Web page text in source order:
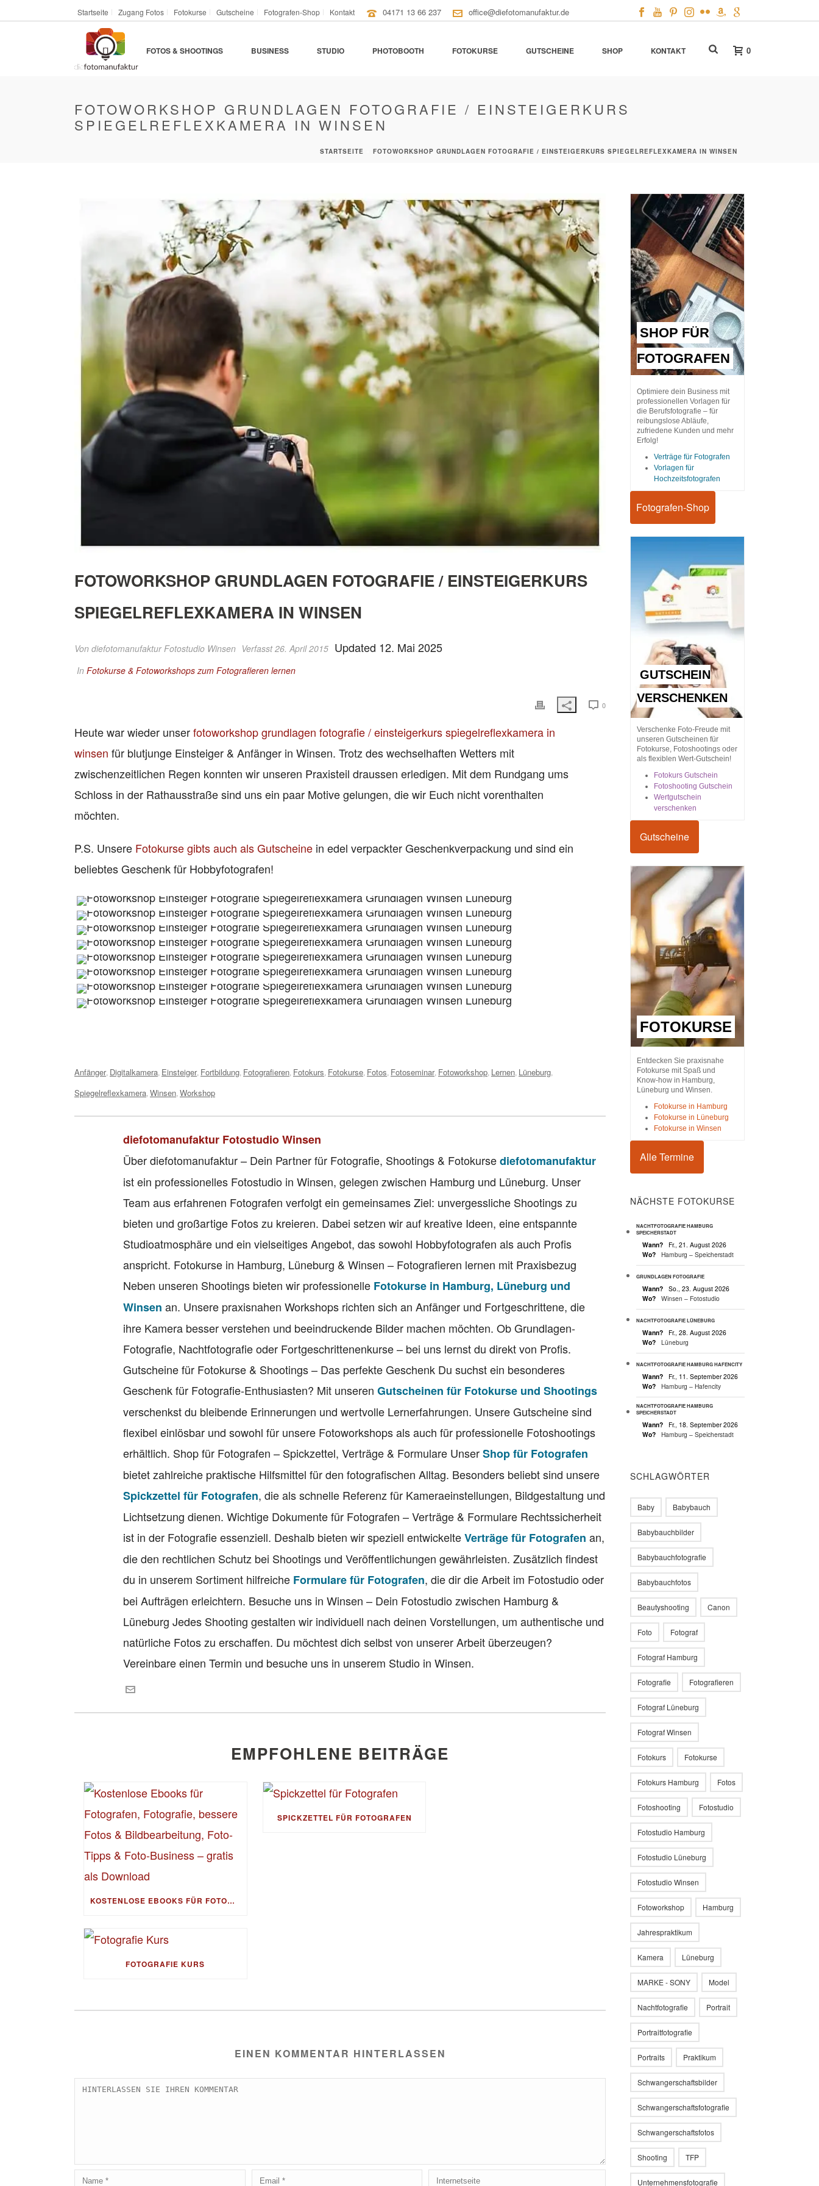
Startseite Zugang Fotos Fotokurse Gutscheine Fotografen-Shop Kontakt 04171 13 66 237 office@diefotomanufaktur.de
FOTOS & SHOOTINGS BUSINESS STUDIO PHOTOBOOTH FOTOKURSE GUTSCHEINE SHOP KONTAKT 0
FOTOWORKSHOP GRUNDLAGEN FOTOGRAFIE / EINSTEIGERKURS
SPIEGELREFLEXKAMERA IN WINSEN
STARTSEITE FOTOWORKSHOP GRUNDLAGEN FOTOGRAFIE / EINSTEIGERKURS SPIEGELREFLEXKAMERA IN WINSEN
FOTOWORKSHOP GRUNDLAGEN FOTOGRAFIE / EINSTEIGERKURS
SPIEGELREFLEXKAMERA IN WINSEN
Von diefotomanufaktur Fotostudio Winsen Verfasst 26. April 2015 Updated 12. Mai 2025
In Fotokurse & Fotoworkshops zum Fotografieren lernen
0
Heute war wieder unserfotoworkshop grundlagen fotografie / einsteigerkurs spiegelreflexkamera in
winsen für blutjunge Einsteiger & Anfänger in Winsen. Trotz des wechselhaften Wetters mit
zwischenzeitlichen Regen konnten wir unseren Praxisteil draussen erledigen. Mit dem Rundgang ums
Schloss in der Rathausstraße sind uns ein paar Motive gelungen, die wir Euch nicht vorenthalten
möchten.
P.S. Unsere Fotokurse gibts auch als Gutscheine in edel verpackter Geschenkverpackung und sind ein
beliebtes Geschenk für Hobbyfotografen!
Tags:
Anfänger, Digitalkamera Einsteiger, Fortbildung Fotografieren Fotokurs Fotokurse Fotos Fotoseminar, Fotoworkshop Lernen Lüneburg
Spiegelreflexkamera Winsen Workshop
diefotomanufaktur Fotostudio Winsen
Über diefotomanufaktur – Dein Partner für Fotografie, Shootings & Fotokursediefotomanufaktur
ist ein professionelles Fotostudio in Winsen, gelegen zwischen Hamburg und Lüneburg. Unser
Team aus erfahrenen Fotografen verfolgt ein gemeinsames Ziel: unvergessliche Shootings zu
bieten und großartige Fotos zu kreieren. Dabei setzen wir auf kreative Ideen, eine entspannte
Studioatmosphäre und ein vielseitiges Angebot, das sowohl Hobbyfotografen als auch Profis
anspricht. Fotokurse in Hamburg, Lüneburg & Winsen – Fotografieren lernen mit Praxisbezug
Neben unseren Shootings bieten wir professionelle Fotokurse in Hamburg, Lüneburg und
Winsen an. Unsere praxisnahen Workshops richten sich an Anfänger und Fortgeschrittene, die
ihre Kamera besser verstehen und beeindruckende Bilder machen möchten. Ob Grundlagen-
Fotografie, Nachtfotografie oder Fortgeschrittenenkurse – bei uns lernst du direkt von Profis.
Gutscheine für Fotokurse & Shootings – Das perfekte Geschenk Du suchst ein besonderes
Geschenk für Fotografie-Enthusiasten? Mit unseren Gutscheinen für Fotokurse und Shootings
verschenkst du bleibende Erinnerungen und wertvolle Lernerfahrungen. Unsere Gutscheine sind
flexibel einlösbar und sowohl für unsere Fotoworkshops als auch für professionelle Fotoshootings
erhältlich. Shop für Fotografen – Spickzettel, Verträge & Formulare UnserShop für Fotografen
bietet zahlreiche praktische Hilfsmittel für den fotografischen Alltag. Besonders beliebt sind unsere
Spickzettel für Fotografen, die als schnelle Referenz für Kameraeinstellungen, Bildgestaltung und
Lichtsetzung dienen. Wichtige Dokumente für Fotografen – Verträge & Formulare Rechtssicherheit
ist in der Fotografie essenziell. Deshalb bieten wir speziell entwickelteVerträge für Fotografen an,
die den rechtlichen Schutz bei Shootings und Veröffentlichungen gewährleisten. Zusätzlich findest
du in unserem Sortiment hilfreiche Formulare für Fotografen, die dir die Arbeit im Fotostudio oder
bei Aufträgen erleichtern. Besuche uns in Winsen – Dein Fotostudio zwischen Hamburg &
Lüneburg Jedes Shooting gestalten wir individuell nach deinen Vorstellungen, um authentische und
natürliche Fotos zu erschaffen. Du möchtest dich selbst von unserer Arbeit überzeugen?
Vereinbare einen Termin und besuche uns in unserem Studio in Winsen.
EMPFOHLENE BEITRÄGE
KOSTENLOSE EBOOKS FÜR FOTOGRAFEN, FOTOGRAFIE, BESSERE FOTOS & BILDBEARBEITUNG, FOTO-TIPPS & FOTO-BUSINESS – GRATIS ALS DOWNLOAD
SPICKZETTEL FÜR FOTOGRAFEN
FOTOGRAFIE KURS
EINEN KOMMENTAR HINTERLASSEN
SHOP FÜR
FOTOGRAFEN
Optimiere dein Business mit
professionellen Vorlagen für
die Berufsfotografie – für
reibungslose Abläufe,
zufriedene Kunden und mehr
Erfolg!
Verträge für Fotografen
Vorlagen für
Hochzeitsfotografen
Fotografen-Shop
GUTSCHEIN
VERSCHENKEN
Verschenke Foto-Freude mit
unseren Gutscheinen für
Fotokurse, Fotoshootings oder
als flexiblen Wert-Gutschein!
Fotokurs Gutschein
Fotoshooting Gutschein
Wertgutschein
verschenken
Gutscheine
FOTOKURSE
Entdecken Sie praxisnahe
Fotokurse mit Spaß und
Know-how in Hamburg,
Lüneburg und Winsen.
Fotokurse in Hamburg
Fotokurse in Lüneburg
Fotokurse in Winsen
Alle Termine
NÄCHSTE FOTOKURSE
NACHTFOTOGRAFIE HAMBURG
SPEICHERSTADT
Wann?
Fr., 21. August 2026
Wo?
Hamburg – Speicherstadt
GRUNDLAGEN FOTOGRAFIE
Wann?
So., 23. August 2026
Wo?
Winsen – Fotostudio
NACHTFOTOGRAFIE LÜNEBURG
Wann?
Fr., 28. August 2026
Wo?
Lüneburg
NACHTFOTOGRAFIE HAMBURG HAFENCITY
Wann?
Fr., 11. September 2026
Wo?
Hamburg – Hafencity
NACHTFOTOGRAFIE HAMBURG
SPEICHERSTADT
Wann?
Fr., 18. September 2026
Wo?
Hamburg – Speicherstadt
SCHLAGWÖRTER
Baby Babybauch
Babybauchbilder
Babybauchfotografie
Babybauchfotos
Beautyshooting Canon
Foto Fotograf
Fotograf Hamburg
Fotografie Fotografieren
Fotograf Lüneburg
Fotograf Winsen
Fotokurs Fotokurse
Fotokurs Hamburg Fotos
Fotoshooting Fotostudio
Fotostudio Hamburg
Fotostudio Lüneburg
Fotostudio Winsen
Fotoworkshop Hamburg
Jahrespraktikum
Kamera Lüneburg
MARKE - SONY Model
Nachtfotografie Portrait
Portraitfotografie
Portraits Praktikum
Schwangerschaftsbilder
Schwangerschaftsfotografie
Schwangerschaftsfotos
Shooting TFP
Unternehmensfotografie